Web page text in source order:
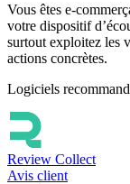
Vous êtes e-
votre dispositif
surtout exploitez les
actions concrètes.
Logiciels
Review Collect
Avis client